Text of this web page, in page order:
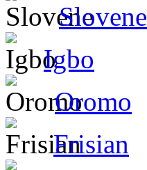
Slovene
Igbo
Oromo
Frisian